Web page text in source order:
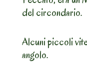
del circondario.
Alcuni piccoli
angolo.